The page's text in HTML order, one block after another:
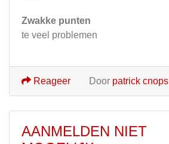
Zwakke punten
te veel problemen
Door patrick cnops
Reageer
AANMELDEN NIET